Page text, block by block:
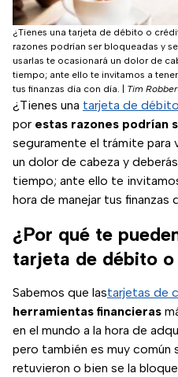
¿Tienes una tarjeta de débito o
razones podrían ser bloqueadas y
usarlas te ocasionará un dolor de
tiempo; ante ello te invitamos a
tus finanzas día con día.
Tim
¿Tienes una tarjeta de débito
por estas razones podrían
seguramente el trámite para
un dolor de cabeza y
tiempo; ante ello te
hora de manejar tus finanzas
¿Por qué te
tarjeta de débito
Sabemos que lastarjetas de
herramientas financieras
en el mundo a la hora de
pero también es muy común
retuvieron o bien se la